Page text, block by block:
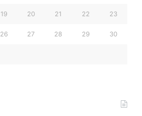
19 20 21 22 23
26 27 28 29 30